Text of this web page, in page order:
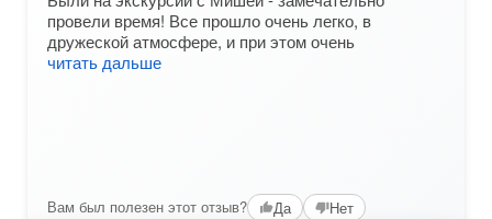
провели время! Все прошло очень легко, в
дружеской атмосфере, и при этом очень
читать дальше
Вам был полезен этот отзыв? Да Нет